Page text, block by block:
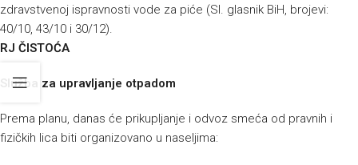
zdravstvenoj ispravnosti vode za piće (Sl. glasnik BiH, brojevi:
40/10, 43/10 i 30/12).
RJ ČISTOĆA
Služba za upravljanje otpadom
Prema planu, danas će prikupljanje i odvoz smeća od pravnih i
fizičkih lica biti organizovano u naseljima: